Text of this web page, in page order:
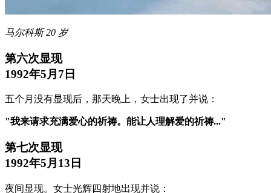
马尔科斯 20 岁
第六次显现
1992年5月7日
五个月没有显现后，那天晚上，女士出现了并说：
"我来请求充满爱心的祈祷。能让人理解爱的祈祷..."
第七次显现
1992年5月13日
夜间显现。女士光辉四射地出现并说：